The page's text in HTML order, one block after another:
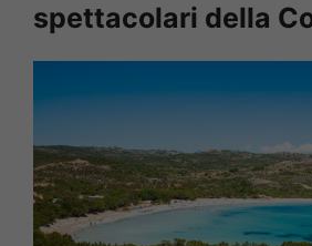
spettacolari della